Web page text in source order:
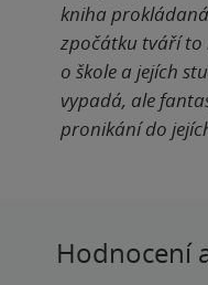
kniha
zpočátku tváří to
o škole a jejích
vypadá, ale
pronikání do
Hodnocení